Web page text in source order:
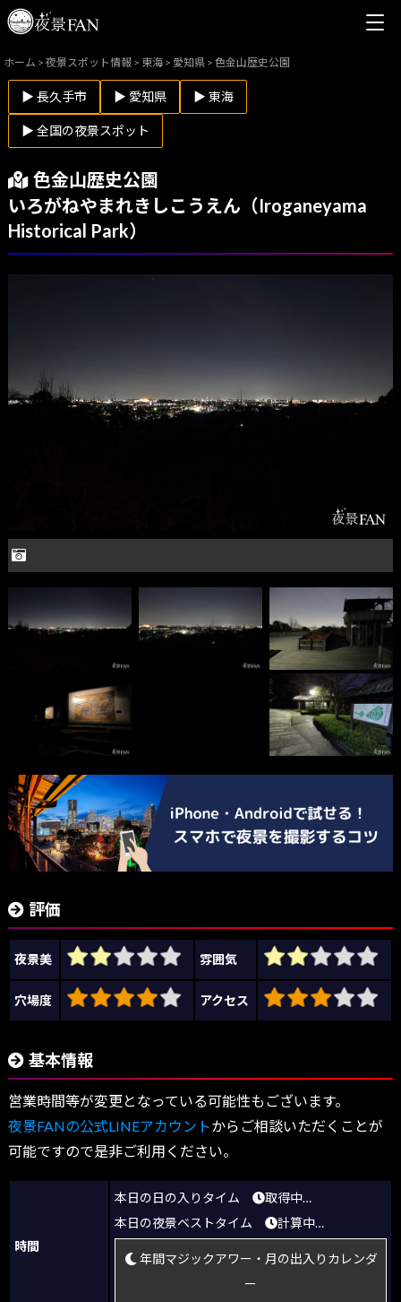
ホーム >夜景スポット情報 > 東海 > 愛知県 >色金山歴史公園
▶ 長久手市 ▶ 愛知県 ▶ 東海
▶ 全国の夜景スポット
色金山歴史公園
いろがねやまれきしこうえん（Iroganeyama
Historical Park）
評価
夜景美 雰囲気
穴場度 アクセス
基本情報
営業時間等が変更となっている可能性もございます。
夜景FANの公式LINEアカウントからご相談いただくことが
可能ですので是非ご利用ください。
時間
本日の日の入りタイム
取得中…
本日の夜景ベストタイム
計算中…
年間マジックアワー・月の出入りカレンダ
ー